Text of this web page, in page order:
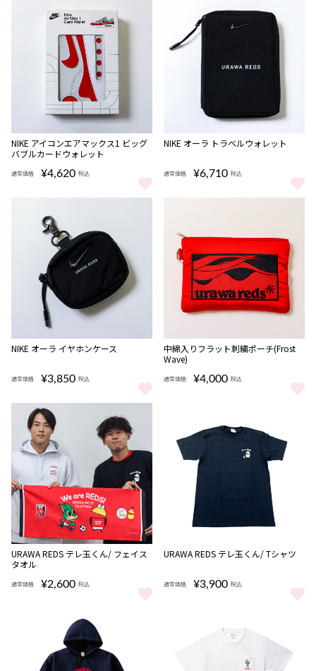
NIKE アイコンエアマックス1 ビッグ
バブルカードウォレット
通常価格 ¥4,620 税込
NIKE アイコンエアマックス1 ビッグバブルカードウォレット をもっ
NIKE オーラ トラベルウォレット
通常価格 ¥6,710 税込
NIKE オーラ トラベルウォレット
NIKE オーラ イヤホンケース
通常価格 ¥3,850 税込
NIKE オーラ イヤホンケース をもっと見る
中綿入りフラット刺繍ポーチ(Frost
Wave)
通常価格 ¥4,000 税込
中綿入りフラット刺繍ポーチ
URAWA REDS テレ玉くん/ フェイス
タオル
通常価格 ¥2,600 税込
URAWA REDS テレ玉くん/ フェイスタオル をもっと見る
URAWA REDS テレ玉くん/ Tシャツ
通常価格 ¥3,900 税込
URAWA REDS テレ玉くん/ Tシ